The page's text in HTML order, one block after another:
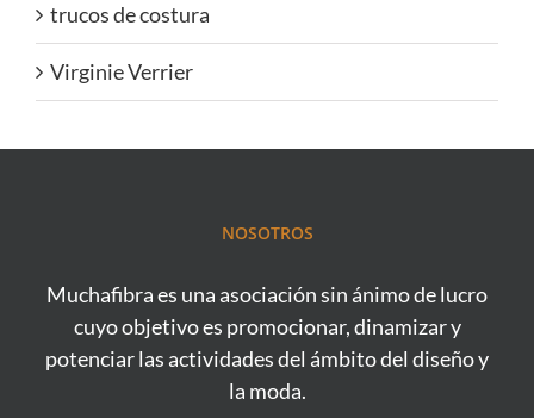
trucos de costura
Virginie Verrier
NOSOTROS
Muchafibra es una asociación sin ánimo de lucro
cuyo objetivo es promocionar, dinamizar y
potenciar las actividades del ámbito del diseño y
la moda.